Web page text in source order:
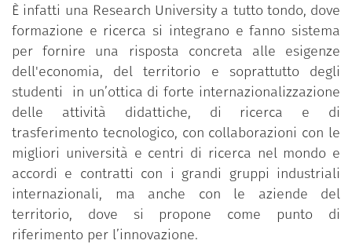
È infatti una Research University a tutto tondo, dove
formazione e ricerca si integrano e fanno sistema
per fornire una risposta concreta alle esigenze
dell'economia, del territorio e soprattutto degli
studenti in un’ottica di forte internazionalizzazione
delle attività didattiche, di ricerca e di
trasferimento tecnologico, con collaborazioni con le
migliori università e centri di ricerca nel mondo e
accordi e contratti con i grandi gruppi industriali
internazionali, ma anche con le aziende del
territorio, dove si propone come punto di
riferimento per l’innovazione.